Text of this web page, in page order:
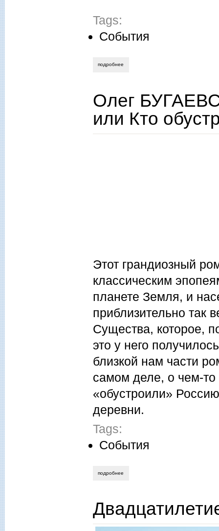
Tags:
События
подробнее
Олег
или Кто
Этот грандиозный
классическим
планете Земля, и
приблизительно так
Существа, которое,
это у него
близкой нам части
самом деле, о чем-
«обустроили»
деревни.
Tags:
События
подробнее